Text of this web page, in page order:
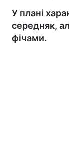
У плані
середняк,
фічами.